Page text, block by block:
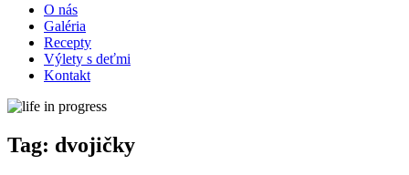
O nás
Galéria
Recepty
Výlety s deťmi
Kontakt
Tag: dvojičky